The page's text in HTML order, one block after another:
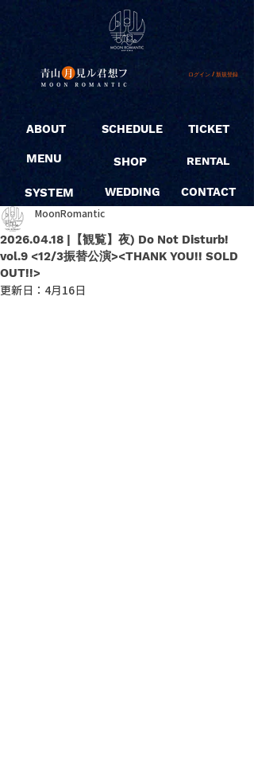
ログイン / 新規登録
ABOUT
MENU
SYSTEM
SCHEDULE
SHOP
WEDDING
TICKET
RENTAL
CONTACT
2026.04.18 |【観覧】夜) Do Not Disturb!
vol.9 <12/3振替公演><THANK YOU!! SOLD
OUT!!>
MoonRomantic
更新日： 4月16日